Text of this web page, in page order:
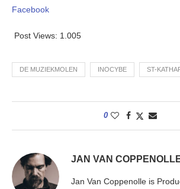
Facebook
Post Views: 1.005
DE MUZIEKMOLEN INOCYBE ST-
0
JAN VAN
Jan Van Coppenolle is